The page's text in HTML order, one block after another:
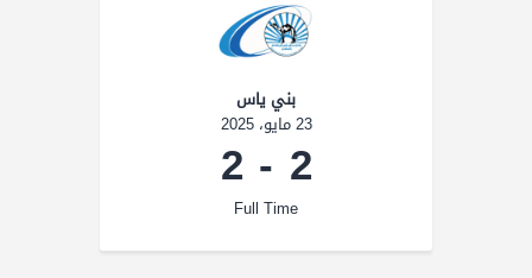
بني ياس
23 مايو، 2025
2
-
2
Full Time